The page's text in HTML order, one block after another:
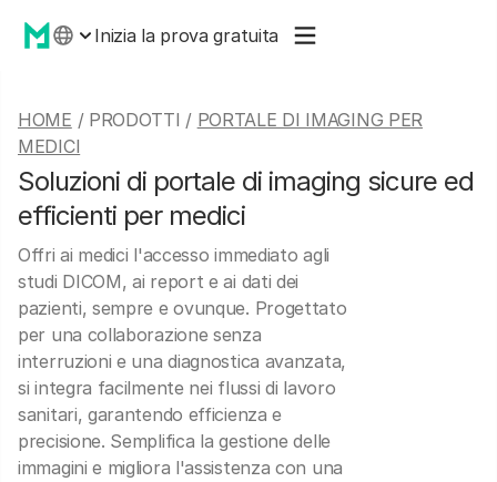
Inizia la prova gratuita
HOME / PRODOTTI / PORTALE DI IMAGING PER
MEDICI
Soluzioni di portale di imaging sicure ed
efficienti per medici
Offri ai medici l'accesso immediato agli
studi DICOM, ai report e ai dati dei
pazienti, sempre e ovunque. Progettato
per una collaborazione senza
interruzioni e una diagnostica avanzata,
si integra facilmente nei flussi di lavoro
sanitari, garantendo efficienza e
precisione. Semplifica la gestione delle
immagini e migliora l'assistenza con una